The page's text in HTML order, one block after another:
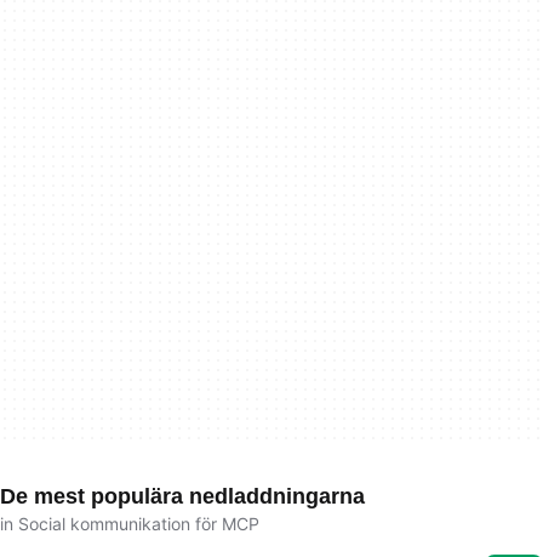
De mest populära nedladdningarna
in Social kommunikation för MCP